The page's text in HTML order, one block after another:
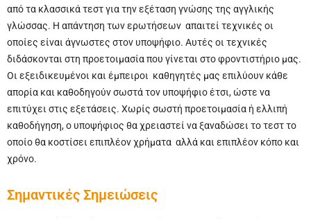
από τα κλασσικά τεστ για την εξέταση γνώσης της αγγλικής
γλώσσας. H απάντηση των ερωτήσεων απαιτεί τεχνικές οι
οποίες είναι άγνωστες στον υποψήφιο. Αυτές οι τεχνικές
διδάσκονται στη προετοιμασία που γίνεται στο φροντιστήριο μας.
Οι εξειδικευμένοι και έμπειροι καθηγητές μας επιλύουν κάθε
απορία και καθοδηγούν σωστά τον υποψήφιο έτσι, ώστε να
επιτύχει στις εξετάσεις. Χωρίς σωστή προετοιμασία ή ελλιπή
καθοδήγηση, ο υποψήφιος θα χρειαστεί να ξαναδώσει το τεστ το
οποίο θα κοστίσει επιπλέον χρήματα αλλά και επιπλέον κόπο και
χρόνο.
Σημαντικές Σημειώσεις